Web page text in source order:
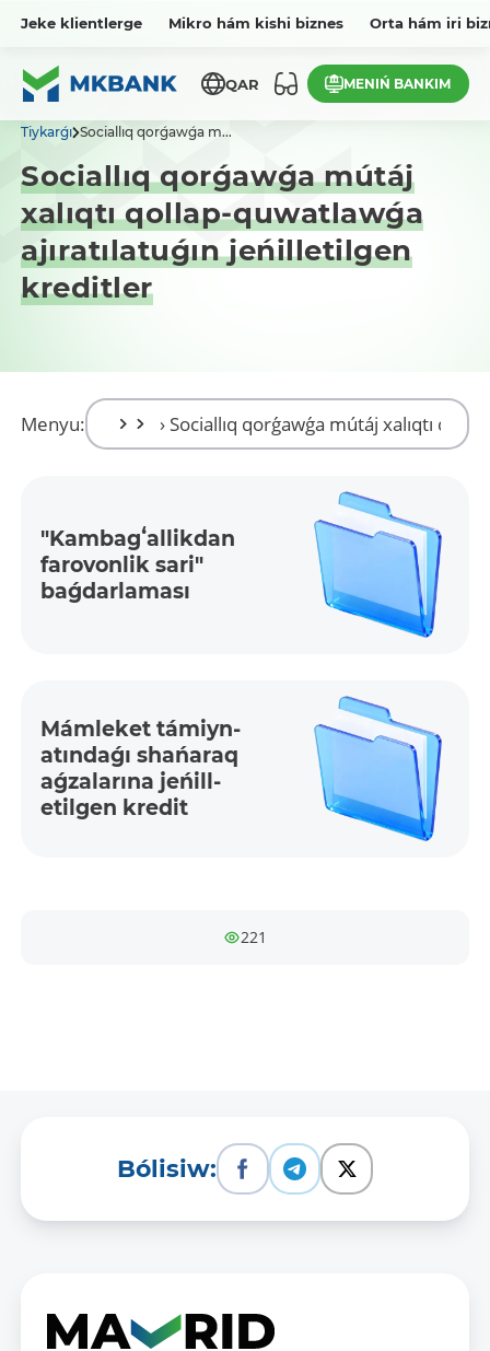
Jeke klientlerge Mikro hám kishi biznes Orta hám iri
QAR MENIŃ BANKIM
Tiykarǵı Sociallıq qorǵawǵa m...
Sociallıq qorǵawǵa mútáj
xalıqtı qollap-quwatlawǵa
ajıratılatuǵın jeńilletilgen
kreditler
Menyu:
"Kamba­gʻalli­kdan
farovonlik sari"
baǵdarlaması
Mámleket támiyn­
atında­ǵı shańaraq
aǵzalarına jeńill­
etilge­n kredit
221
Bólisiw: